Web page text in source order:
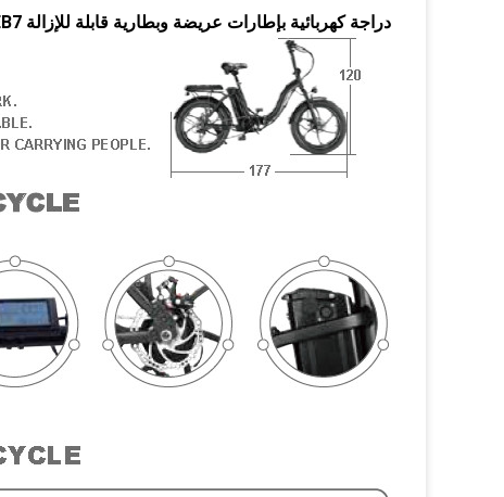
دراجة كهربائية بإطارات عريضة وبطارية قابلة للإزالة EB7 مع مقعدين